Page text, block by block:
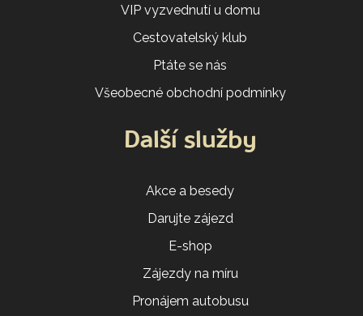
VIP vyzvednutí u domu
Cestovatelský klub
Ptáte se nás
Všeobecné obchodní podmínky
Další služby
Akce a besedy
Darujte zájezd
E-shop
Zájezdy na míru
Pronájem autobusu